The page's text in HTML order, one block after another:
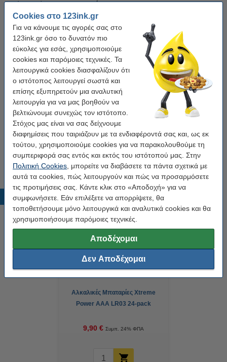
Cookies στο 123ink.gr
Για να κάνουμε τις αγορές σας στο
123ink.gr όσο το δυνατόν πιο
εύκολες για εσάς, χρησιμοποιούμε
cookies και παρόμοιες τεχνικές. Τα
λειτουργικά cookies διασφαλίζουν ότι
ο ιστότοπος λειτουργεί σωστά και
επίσης εξυπηρετούν μια αναλυτική
λειτουργία για να μας βοηθούν να
βελτιώνουμε συνεχώς τον ιστότοπο.
Στόχος μας είναι να σας δείχνουμε
διαφημίσεις που ταιριάζουν με τα ενδιαφέροντά σας και, ως εκ
τούτου, χρησιμοποιούμε cookies για να παρακολουθούμε τη
συμπεριφορά σας εντός και εκτός του ιστότοπού μας. Στην
Πολιτική Cookies , μπορείτε να διαβάσετε τα πάντα σχετικά με
αυτά τα cookies, πώς λειτουργούν και πώς να προσαρμόσετε
τις προτιμήσεις σας. Κάντε κλικ στο «Αποδοχή» για να
συμφωνήσετε. Εάν επιλέξετε να απορρίψετε, θα
τοποθετήσουμε μόνο λειτουργικά και αναλυτικά cookies και θα
χρησιμοποιήσουμε παρόμοιες τεχνικές.
Αποδέχομαι
Δεν Αποδέχομαι
Χρώμα κειμένου: Μαύρο
Χρώμα ταινίας: Διαφανής
Διαστάσεις: 6 mm x 8 m
Κατηγορία: πλαστικοποιημένο
Βάρος: 50 g
Τεμάχια: 5 τεμάχια
Κωδικός πρ.: 650634
Κωδικός: TZe-111
Tip
Προτίμησε το συμβατό προϊόν της 123ink αντί για το original!
Δημοφιλή προϊόντα
Αλκαλικές Μπαταρίες Xtreme
Power AAA LR03 24-pack
9,90 € Συμπ. 24% ΦΠΑ